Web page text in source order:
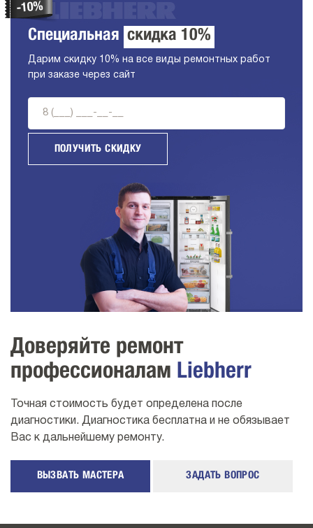
Специальная скидка 10%
Дарим скидку 10% на все виды ремонтных работ
при заказе через сайт
ПОЛУЧИТЬ СКИДКУ
Доверяйте ремонт
профессионалам Liebherr
Точная стоимость будет определена после
диагностики. Диагностика бесплатна и не обязывает
Вас к дальнейшему ремонту.
ВЫЗВАТЬ МАСТЕРА ЗАДАТЬ ВОПРОС